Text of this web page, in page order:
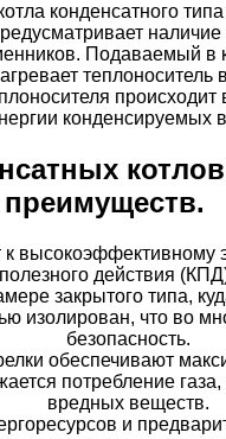
конденсатного
Подаваемый в
преимуществ.
к
действия
закрытого типа,
изолирован, что во
безопасность.
обеспечивают
потребление
вредных веществ.
и